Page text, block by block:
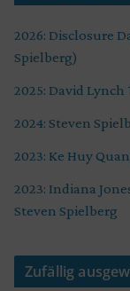
2026: Disclosure
Spielberg)
2025: David Lynch
2024: Steven
2023: Ke Huy
2023: Indiana
Steven Spielberg
Zufällig